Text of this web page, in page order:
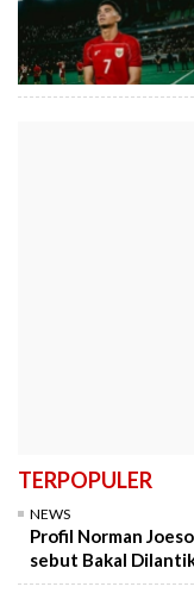
TERPOPULER
NEWS
Profil Norman
sebut Bakal